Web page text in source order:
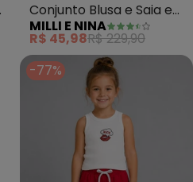
Conjunto Blusa e Saia em
Cotton Penteado (Bege)
MILLI E NINA
R$ 45,98R$ 229,90
-77%